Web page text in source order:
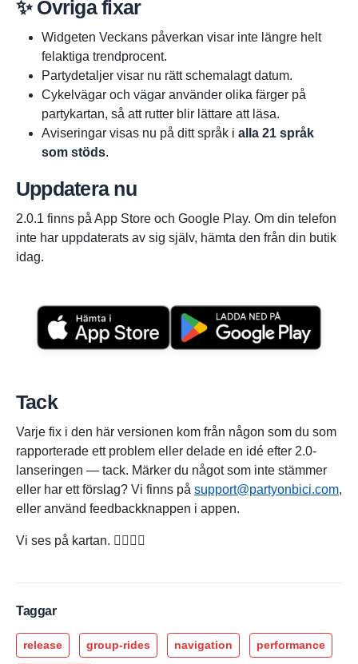
✨ Övriga fixar
Widgeten Veckans påverkan visar inte längre helt
felaktiga trendprocent.
Partydetaljer visar nu rätt schemalagt datum.
Cykelvägar och vägar använder olika färger på
partykartan, så att rutter blir lättare att läsa.
Aviseringar visas nu på ditt språk i alla 21 språk
som stöds.
Uppdatera nu
2.0.1 finns på App Store och Google Play. Om din telefon
inte har uppdaterats av sig själv, hämta den från din butik
idag.
Tack
Varje fix i den här versionen kom från någon som du som
rapporterade ett problem eller delade en idé efter 2.0-
lanseringen — tack. Märker du något som inte stämmer
eller har ett förslag? Vi finns på support@partyonbici.com,
eller använd feedbackknappen i appen.
Vi ses på kartan. 🚴‍♀️🚴‍♂️
Taggar
release group-rides navigation performance